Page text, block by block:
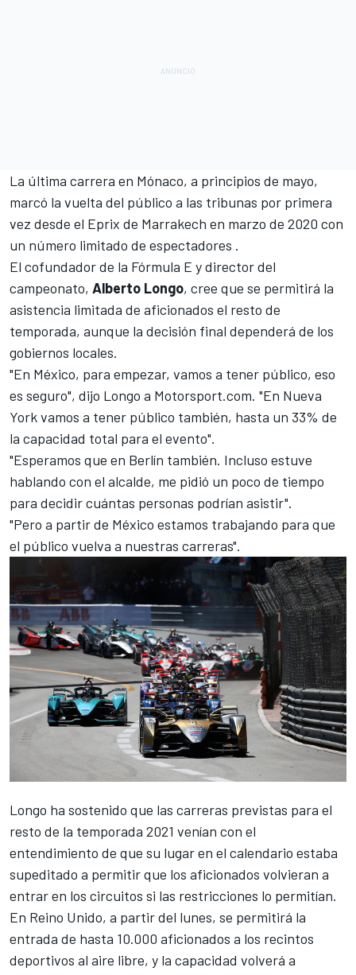
La última carrera en Mónaco, a principios de mayo,
marcó la vuelta del público a las tribunas por primera
vez desde el Eprix de Marrakech en marzo de 2020 con
un número limitado de espectadores .
El cofundador de la Fórmula E y director del
campeonato, Alberto Longo, cree que se permitirá la
asistencia limitada de aficionados el resto de
temporada, aunque la decisión final dependerá de los
gobiernos locales.
"En México, para empezar, vamos a tener público, eso
es seguro", dijo Longo a Motorsport.com. "En Nueva
York vamos a tener público también, hasta un 33% de
la capacidad total para el evento".
"Esperamos que en Berlín también. Incluso estuve
hablando con el alcalde, me pidió un poco de tiempo
para decidir cuántas personas podrían asistir".
"Pero a partir de México estamos trabajando para que
el público vuelva a nuestras carreras".
Longo ha sostenido que las carreras previstas para el
resto de la temporada 2021 venían con el
entendimiento de que su lugar en el calendario estaba
supeditado a permitir que los aficionados volvieran a
entrar en los circuitos si las restricciones lo permitían.
En Reino Unido, a partir del lunes, se permitirá la
entrada de hasta 10.000 aficionados a los recintos
deportivos al aire libre, y la capacidad volverá a